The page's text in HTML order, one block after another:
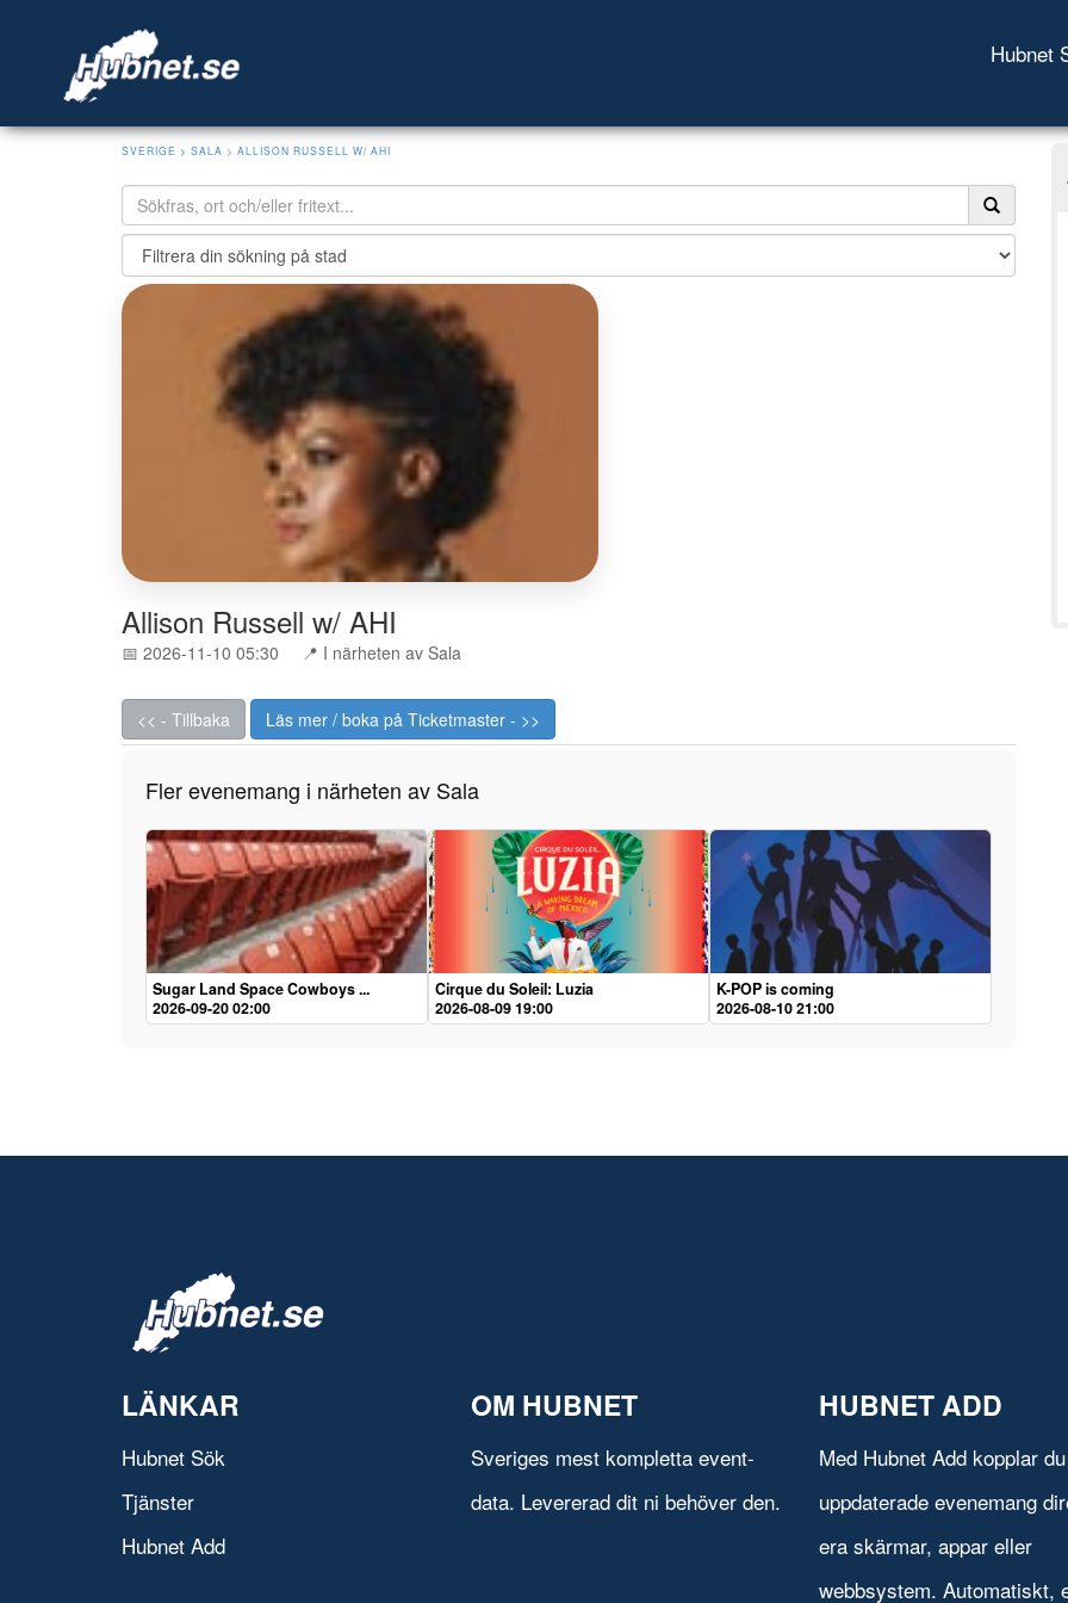
Hubnet
SVERIGE > SALA > ALLISON RUSSELL W/ AHI
Allison Russell w/ AHI
📅 2026-11-10 05:30 📍 I närheten av Sala
<< - Tillbaka Läs mer / boka på Ticketmaster - >>
Fler evenemang i närheten av Sala
Sugar Land Space Cowboys ...
2026-09-20 02:00
Cirque du Soleil: Luzia
2026-08-09 19:00
K-POP is coming
2026-08-10 21:00
LÄNKAR
Hubnet Sök
Tjänster
Hubnet Add
OM HUBNET
Sveriges mest kompletta event-
data. Levererad dit ni behöver den.
HUBNET ADD
Med Hubnet Add kopplar
uppdaterade evenemang
era skärmar, appar eller
webbsystem. Automatiskt,